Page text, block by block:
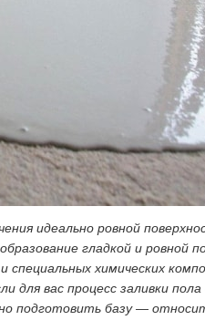
идеально ровной
гладкой и
специальных химических
для вас процесс заливки
подготовить базу —